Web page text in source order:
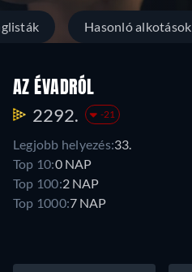
Hasonló alkotások
AZ ÉVADRÓL
2292. -21
Legjobb helyezés:33.
Top 10:0 NAP
Top 100:2 NAP
Top 1000:7 NAP